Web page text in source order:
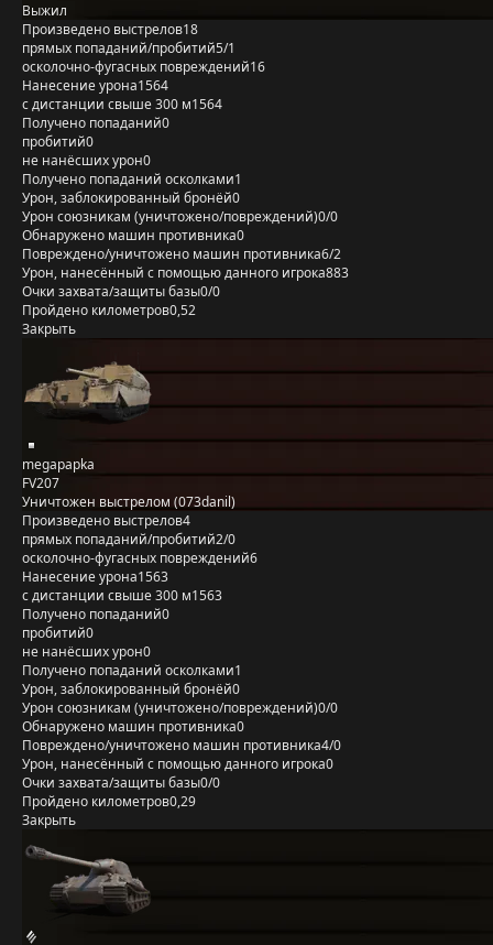
Выжил
Произведено выстрелов18
прямых попаданий/пробитий5/1
осколочно-фугасных повреждений16
Нанесение урона1564
с дистанции свыше 300 м1564
Получено попаданий0
пробитий0
не нанёсших урон0
Получено попаданий осколками1
Урон, заблокированный бронёй0
Урон союзникам (уничтожено/повреждений)0/0
Обнаружено машин противника0
Повреждено/уничтожено машин противника6/2
Урон, нанесённый с помощью данного игрока883
Очки захвата/защиты базы0/0
Пройдено километров0,52
Закрыть
megapapka
FV207
Уничтожен выстрелом (073danil)
Произведено выстрелов4
прямых попаданий/пробитий2/0
осколочно-фугасных повреждений6
Нанесение урона1563
с дистанции свыше 300 м1563
Получено попаданий0
пробитий0
не нанёсших урон0
Получено попаданий осколками1
Урон, заблокированный бронёй0
Урон союзникам (уничтожено/повреждений)0/0
Обнаружено машин противника0
Повреждено/уничтожено машин противника4/0
Урон, нанесённый с помощью данного игрока0
Очки захвата/защиты базы0/0
Пройдено километров0,29
Закрыть